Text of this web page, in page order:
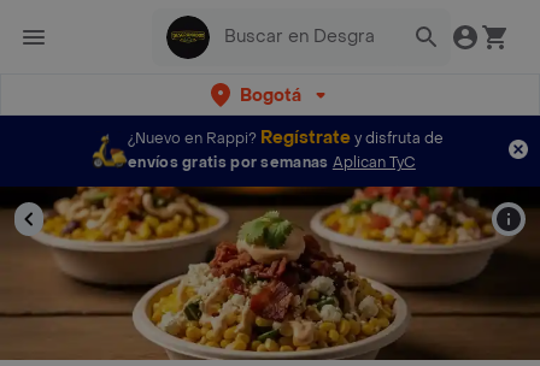
Bogotá
¿Nuevo en Rappi? Regístratey disfruta de
envíos gratis por semanas Aplican TyC